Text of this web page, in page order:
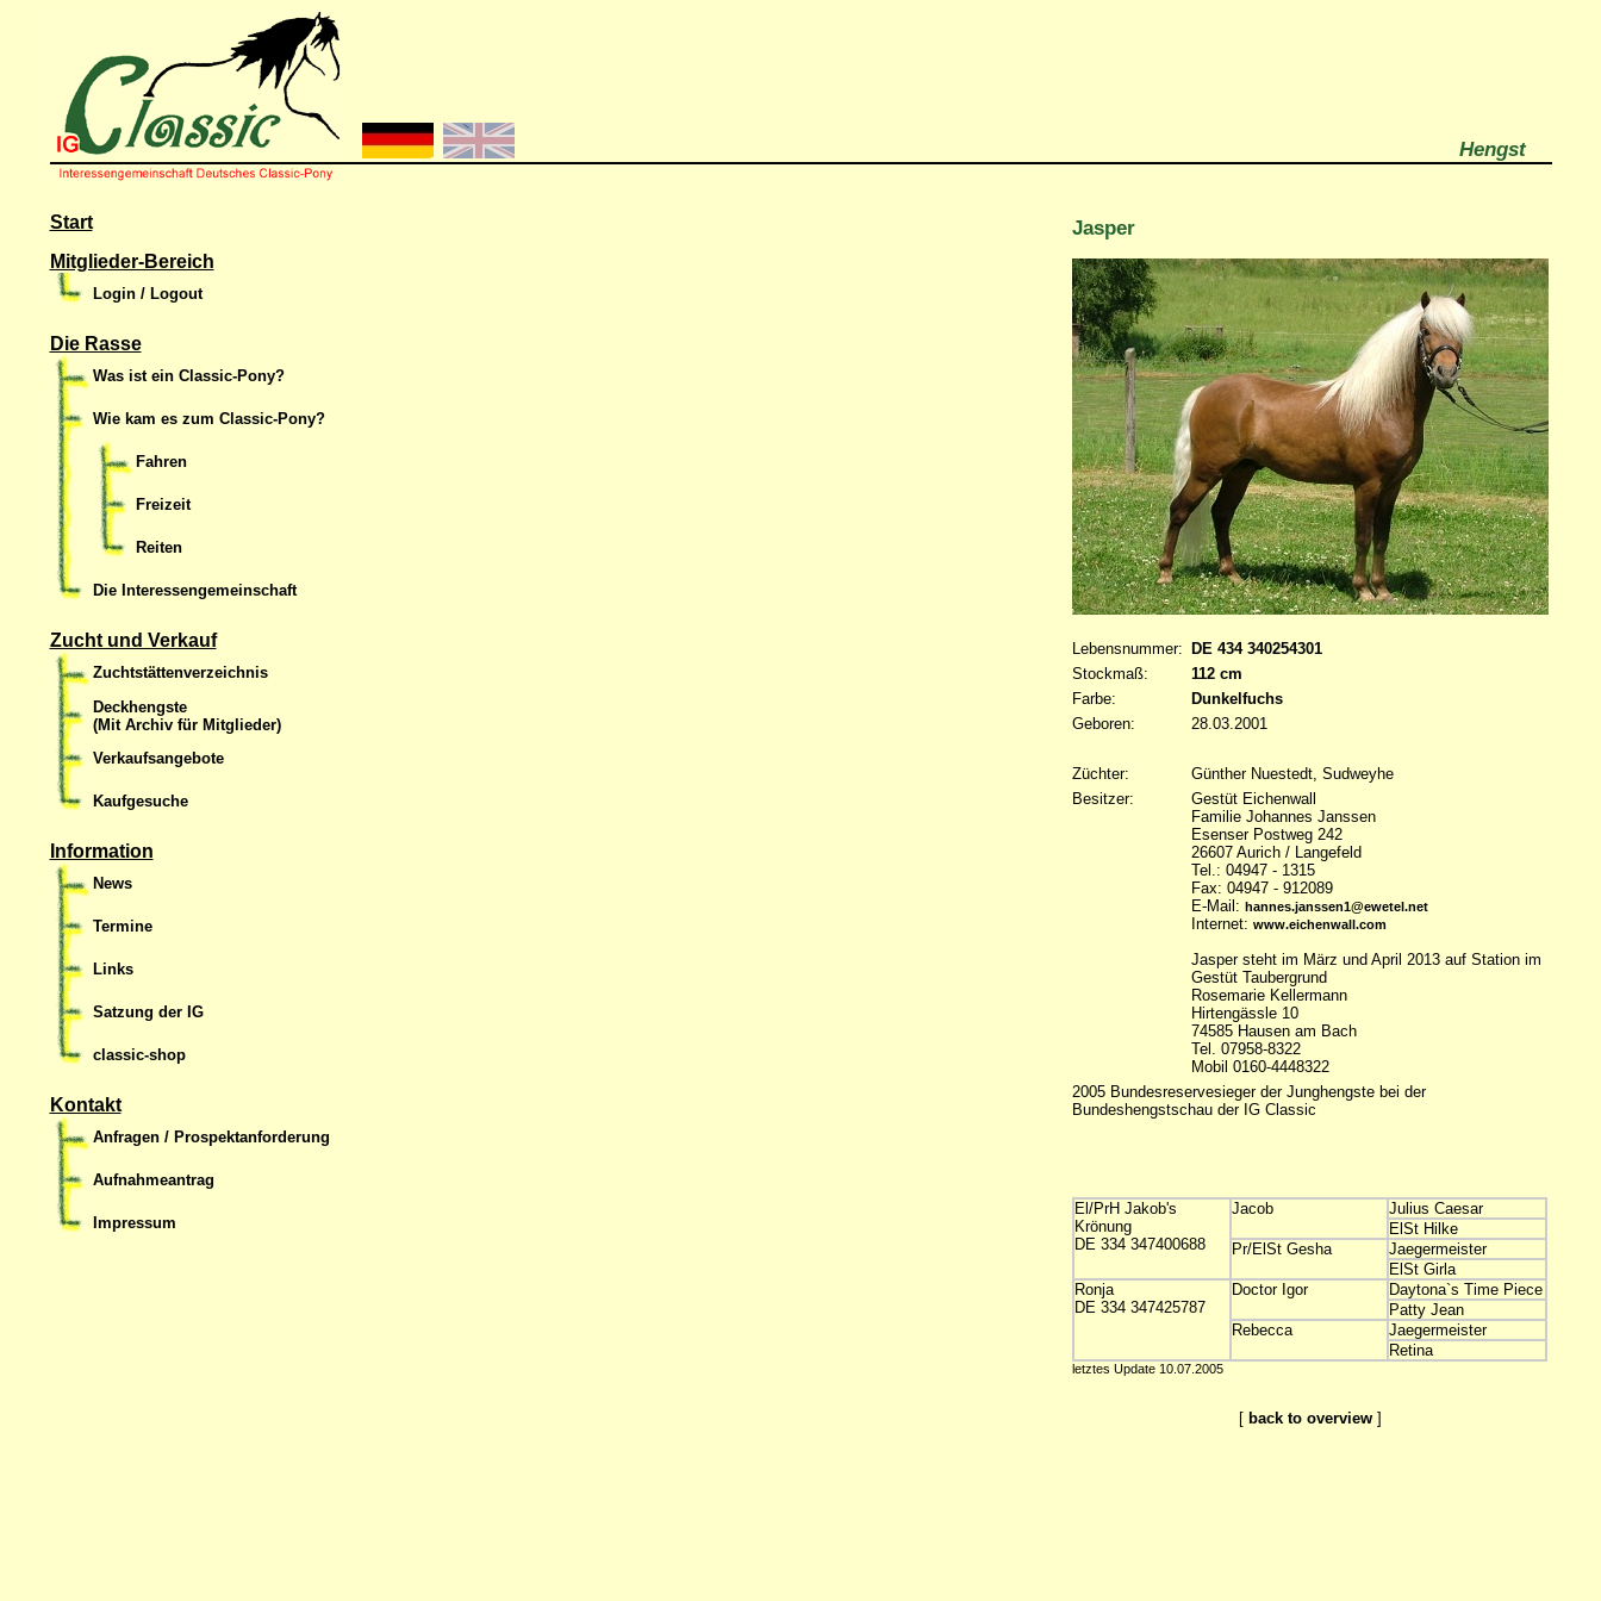
Hengst
Start
Mitglieder-Bereich
Login / Logout
Die Rasse
Was ist ein Classic-Pony?
Wie kam es zum Classic-Pony?
Fahren
Freizeit
Reiten
Die Interessengemeinschaft
Zucht und Verkauf
Zuchtstättenverzeichnis
Deckhengste
(Mit Archiv für Mitglieder)
Verkaufsangebote
Kaufgesuche
Information
News
Termine
Links
Satzung der IG
classic-shop
Kontakt
Anfragen / Prospektanforderung
Aufnahmeantrag
Impressum
Jasper
Lebensnummer:
DE 434 340254301
Stockmaß:
112 cm
Farbe:
Dunkelfuchs
Geboren:
28.03.2001
Züchter:
Günther Nuestedt, Sudweyhe
Besitzer:
Gestüt Eichenwall
Familie Johannes Janssen
Esenser Postweg 242
26607 Aurich / Langefeld
Tel.: 04947 - 1315
Fax: 04947 - 912089
E-Mail: hannes.janssen1@ewetel.net
Internet: www.eichenwall.com
Jasper steht im März und April 2013 auf Station im
Gestüt Taubergrund
Rosemarie Kellermann
Hirtengässle 10
74585 Hausen am Bach
Tel. 07958-8322
Mobil 0160-4448322
2005 Bundesreservesieger der Junghengste bei der
Bundeshengstschau der IG Classic
El/PrH Jakob's
Krönung
DE 334 347400688
Jacob
Julius Caesar
ElSt Hilke
Pr/ElSt Gesha
Jaegermeister
ElSt Girla
Ronja
DE 334 347425787
Doctor Igor
Daytona`s Time Piece
Patty Jean
Rebecca
Jaegermeister
Retina
letztes Update 10.07.2005
[ back to overview]